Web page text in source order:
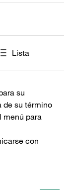
Lista
su
de su término
menú para
con